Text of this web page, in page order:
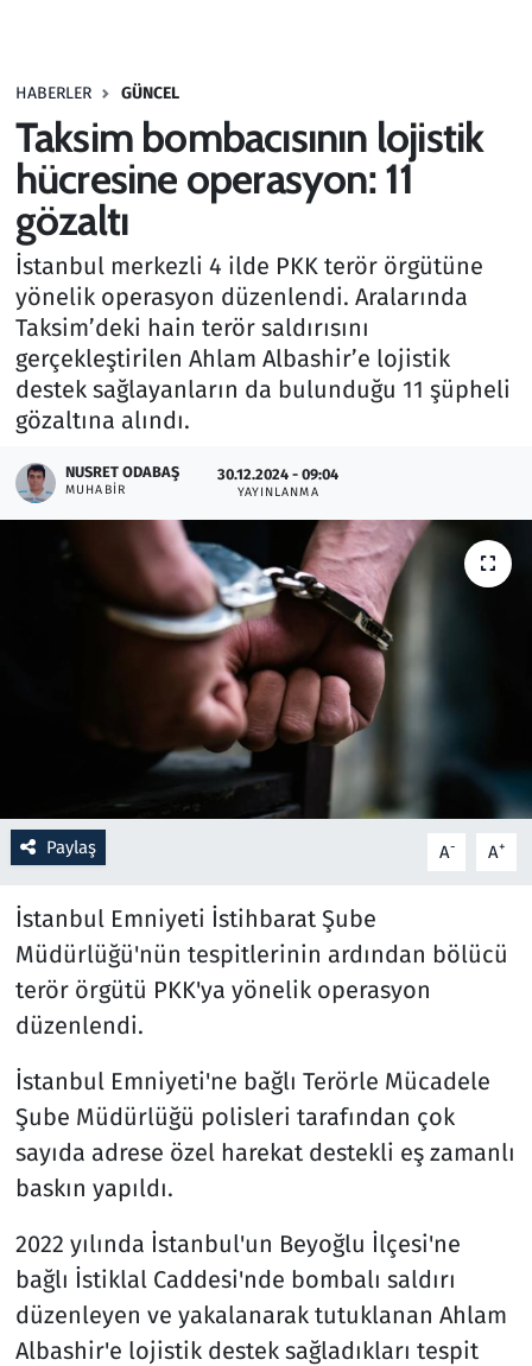
HABERLER GÜNCEL
Taksim bombacısının lojistik
hücresine operasyon: 11
gözaltı
İstanbul merkezli 4 ilde PKK terör örgütüne
yönelik operasyon düzenlendi. Aralarında
Taksim’deki hain terör saldırısını
gerçekleştirilen Ahlam Albashir’e lojistik
destek sağlayanların da bulunduğu 11 şüpheli
gözaltına alındı.
NUSRET ODABAŞ
MUHABIR
30.12.2024 - 09:04
YAYINLANMA
Paylaş A- A+
İstanbul Emniyeti İstihbarat Şube
Müdürlüğü'nün tespitlerinin ardından bölücü
terör örgütü PKK'ya yönelik operasyon
düzenlendi.
İstanbul Emniyeti'ne bağlı Terörle Mücadele
Şube Müdürlüğü polisleri tarafından çok
sayıda adrese özel harekat destekli eş zamanlı
baskın yapıldı.
2022 yılında İstanbul'un Beyoğlu İlçesi'ne
bağlı İstiklal Caddesi'nde bombalı saldırı
düzenleyen ve yakalanarak tutuklanan Ahlam
Albashir'e lojistik destek sağladıkları tespit
Haber
Kültür Sanat
Kurumsal Haberler
Lezzet Durağı
Memur ve Kamu
Otomobil
Oyun
Ramazan
Resmi İlanlar
Rüya Tabirleri
Savunma Sanayi
Seçim 2023
Teknoloji ve Bilim
Televizyon